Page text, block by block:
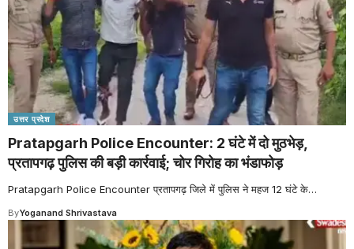
उत्तर प्रदेश
Pratapgarh Police Encounter: 2 घंटे में दो मुठभेड़,
प्रतापगढ़ पुलिस की बड़ी कार्रवाई; चोर गिरोह का भंडाफोड़
Pratapgarh Police Encounter प्रतापगढ़ जिले में पुलिस ने महज 12 घंटे के…
ByYoganand Shrivastava